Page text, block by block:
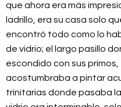
que ahora era más
ladrillo, era su casa solo
encontró todo como lo
de vidrio; el largo pasillo
escondido con sus
acostumbraba a pintar
trinitarias donde pasaba